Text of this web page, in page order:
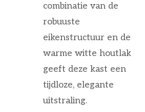
combinatie van de
robuuste
eikenstructuur en de
warme witte houtlak
geeft deze kast een
tijdloze, elegante
uitstraling.